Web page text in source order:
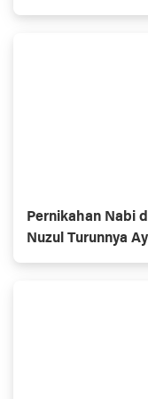
Pernikahan Nabi
Nuzul Turunnya